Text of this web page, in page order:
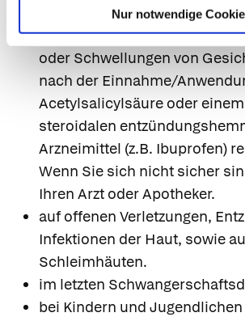
Nur notwendige
Atemproblemen (Asthma,
Hautreaktionen
oder Schwellungen von
nach der Einnahme/
Acetylsalicylsäure oder
steroidalen
Arzneimittel (z.B. Ibuprofen)
Wenn Sie sich nicht sicher
Ihren Arzt oder Apotheker.
auf offenen Verletzungen,
Infektionen der Haut, sowie
Schleimhäuten.
im letzten
bei Kindern und